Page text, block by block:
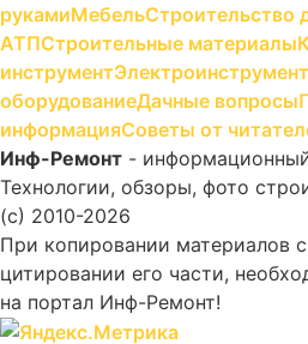
рукамиМебельСтроительство
АТПСтроительные материалы
инструментЭлектроинструмент
оборудованиеДачные вопросы
информацияСоветы от
Инф-Ремонт -
Технологии, обзоры, фото
(c) 2010-2026
При копировании материалов
цитировании его части,
на портал Инф-Ремонт!